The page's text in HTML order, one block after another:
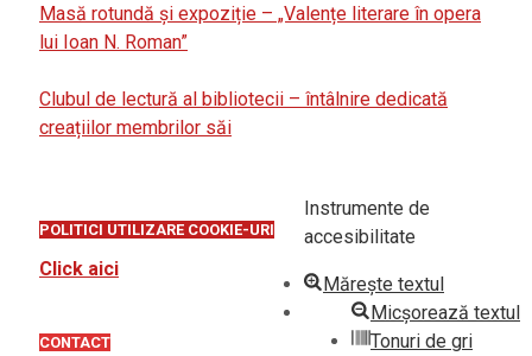
Masă rotundă și expoziție – „Valențe literare în opera
lui Ioan N. Roman”
Clubul de lectură al bibliotecii – întâlnire dedicată
creațiilor membrilor săi
POLITICI UTILIZARE COOKIE-URI
Click aici
CONTACT
Instrumente de
accesibilitate
Mărește textul
Micșorează textul
Tonuri de gri